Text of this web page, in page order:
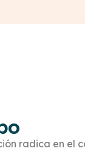
radica en el